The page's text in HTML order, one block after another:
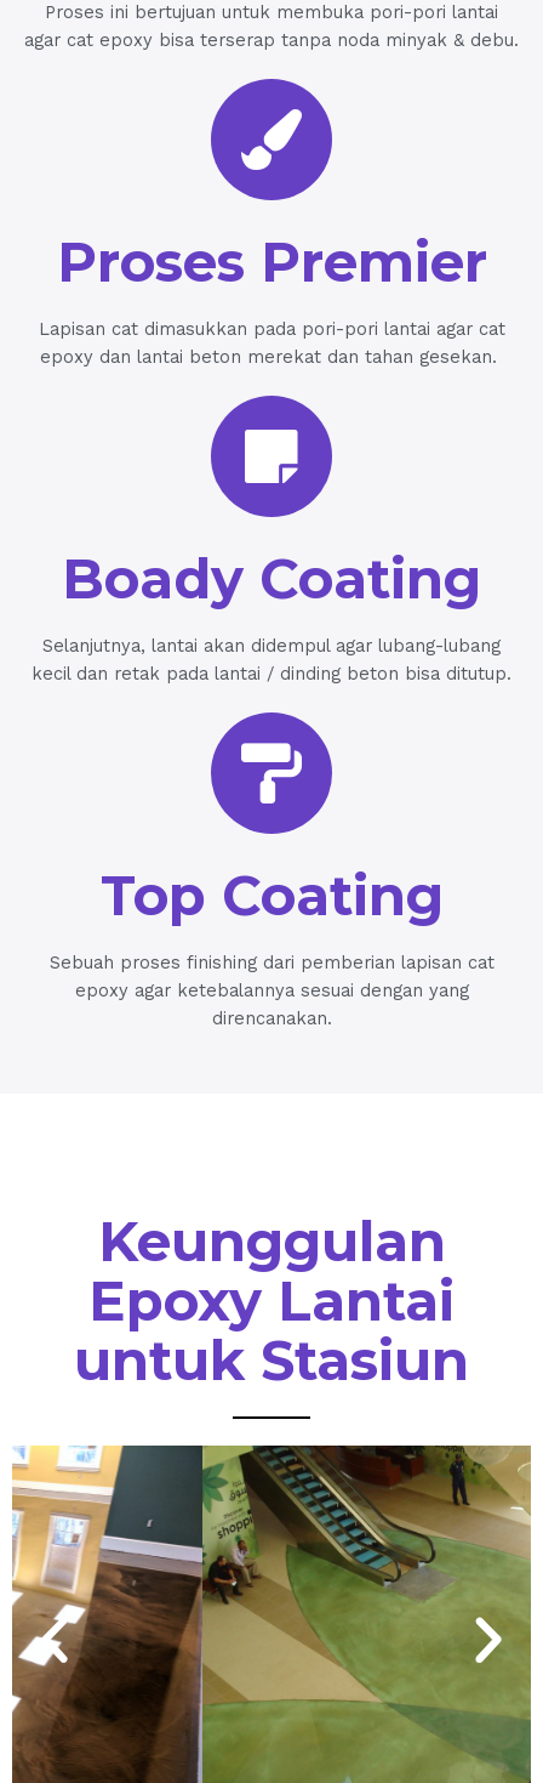
Proses ini bertujuan untuk membuka pori-pori lantai
agar cat epoxy bisa terserap tanpa noda minyak & debu.
Proses Premier
Lapisan cat dimasukkan pada pori-pori lantai agar cat
epoxy dan lantai beton merekat dan tahan gesekan.
Boady Coating
Selanjutnya, lantai akan didempul agar lubang-lubang
kecil dan retak pada lantai / dinding beton bisa ditutup.
Top Coating
Sebuah proses finishing dari pemberian lapisan cat
epoxy agar ketebalannya sesuai dengan yang
direncanakan.
Keunggulan
Epoxy Lantai
untuk Stasiun